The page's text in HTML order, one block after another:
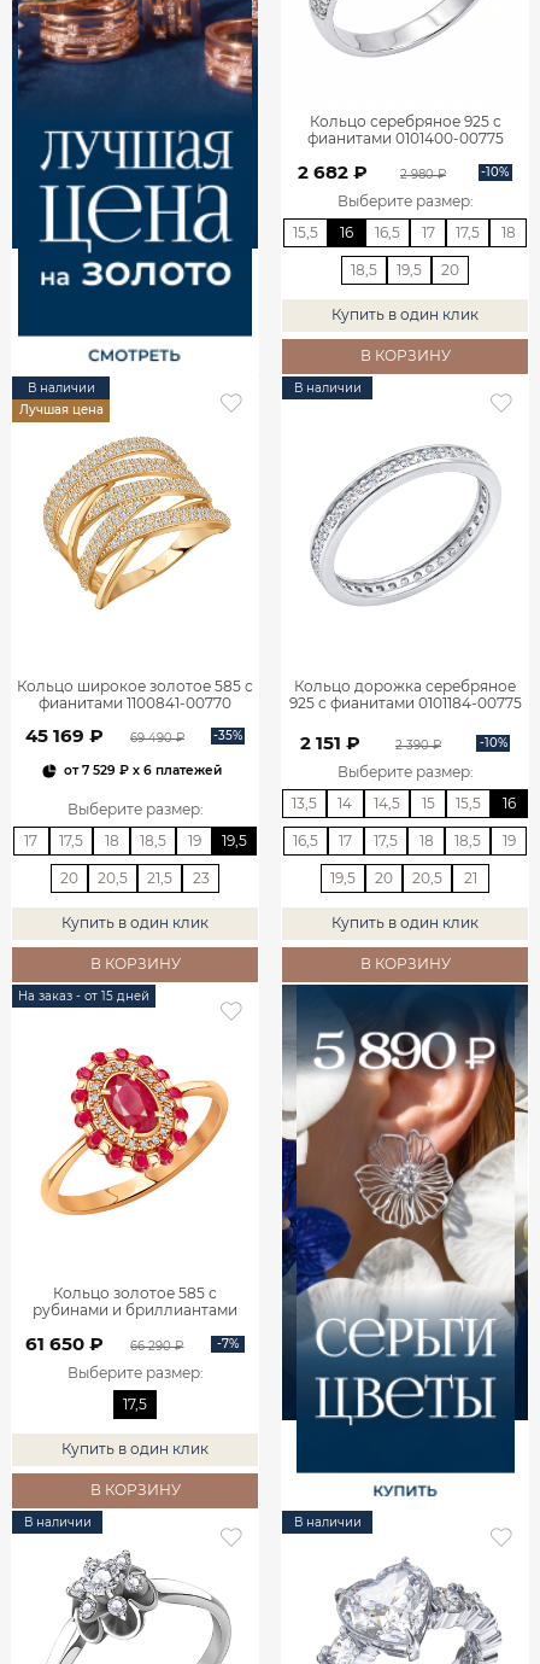
Кольцо серебряное 925 с
фианитами 0101400-00775
2 682 ₽ 2 980 ₽ -10%
Выберите размер:
15,5
16 16,5 17 17,5 18
18,5 19,5 20
Купить в один клик
В КОРЗИНУ
В наличии
Лучшая цена
Кольцо широкое золотое 585 с
фианитами 1100841-00770
45 169 ₽ 69 490 ₽ -35%
от7 529 ₽x 6 платежей
Выберите размер:
17
17,5 18 18,5 19 19,5
20 20,5 21,5 23
Купить в один клик
В КОРЗИНУ
В наличии
Кольцо дорожка серебряное
925 с фианитами 0101184-00775
2 151 ₽ 2 390 ₽ -10%
Выберите размер:
13,5
14 14,5 15 15,5 16
16,5 17 17,5 18 18,5 19
19,5 20 20,5 21
Купить в один клик
В КОРЗИНУ
На заказ - от 15 дней
Кольцо золотое 585 с
рубинами и бриллиантами
61 650 ₽ 66 290 ₽ -7%
Выберите размер:
17,5
Купить в один клик
В КОРЗИНУ
В наличии В наличии